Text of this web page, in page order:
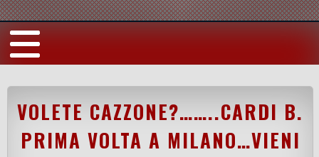
VOLETE CAZZONE?……..CARDI B.
PRIMA VOLTA A MILANO…VIENI